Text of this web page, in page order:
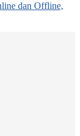
dan Offline,